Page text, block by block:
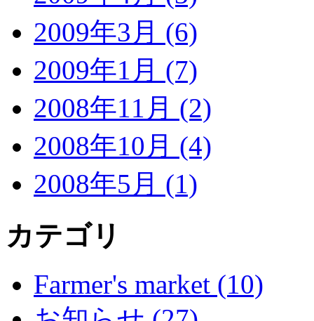
2009年3月 (6)
2009年1月 (7)
2008年11月 (2)
2008年10月 (4)
2008年5月 (1)
カテゴリ
Farmer's market (10)